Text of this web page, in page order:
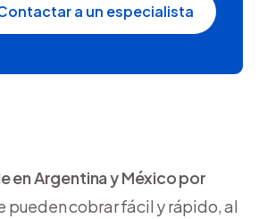
a un especialista
en Argentina y México por
pueden cobrar fácil y rápido, al